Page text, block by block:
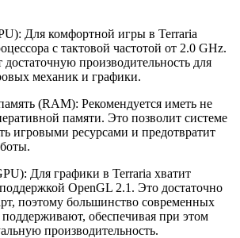
Для комфортной игры в Terraria
с тактовой частотой от 2.0 GHz.
достаточную производительность для
механик и графики.
(RAM): Рекомендуется иметь не
памяти. Это позволит системе
игровыми ресурсами и предотвратит
Для графики в Terraria хватит
OpenGL 2.1. Это достаточно
поэтому большинство современных
поддерживают, обеспечивая при этом
производительность.